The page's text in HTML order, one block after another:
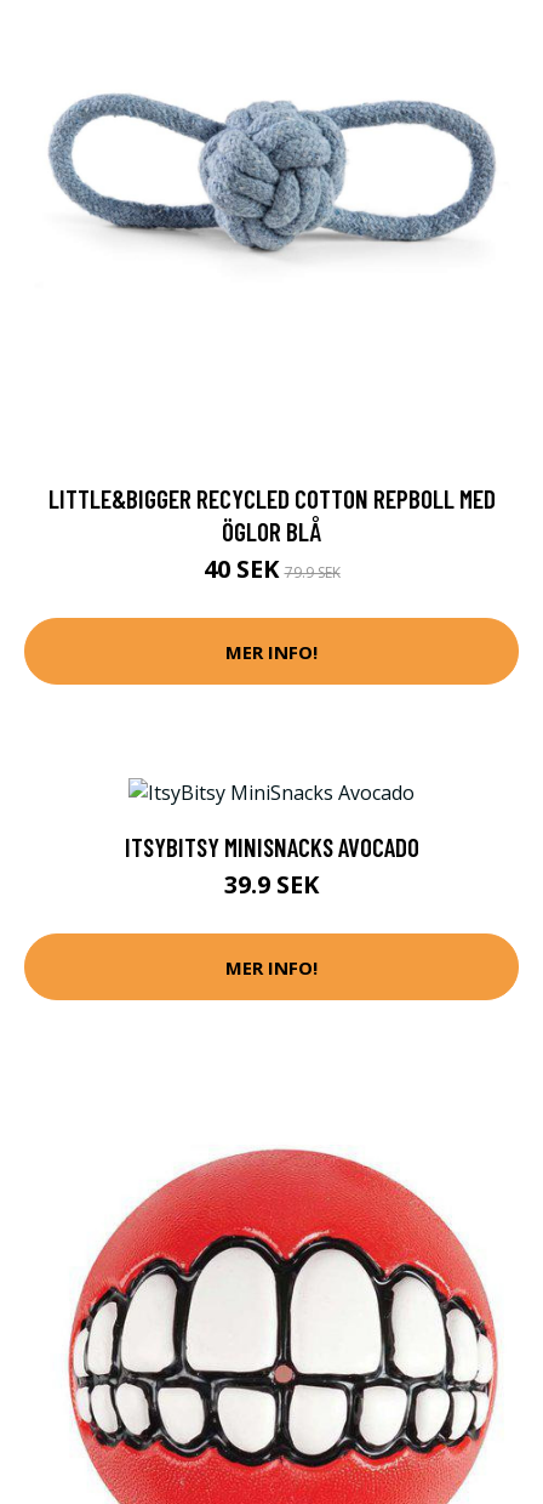
LITTLE&BIGGER RECYCLED COTTON REPBOLL MED
ÖGLOR BLÅ
40 SEK79.9 SEK
MER INFO!
ITSYBITSY MINISNACKS AVOCADO
39.9 SEK
MER INFO!